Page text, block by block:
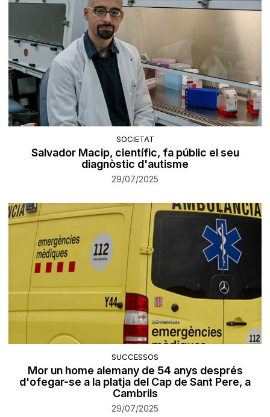
SOCIETAT
Salvador Macip, científic, fa públic el seu
diagnòstic d'autisme
29/07/2025
SUCCESSOS
Mor un home alemany de 54 anys després
d'ofegar-se a la platja del Cap de Sant Pere, a
Cambrils
29/07/2025